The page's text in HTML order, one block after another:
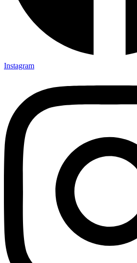
Instagram